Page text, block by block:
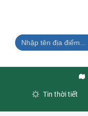
Tin thời tiết